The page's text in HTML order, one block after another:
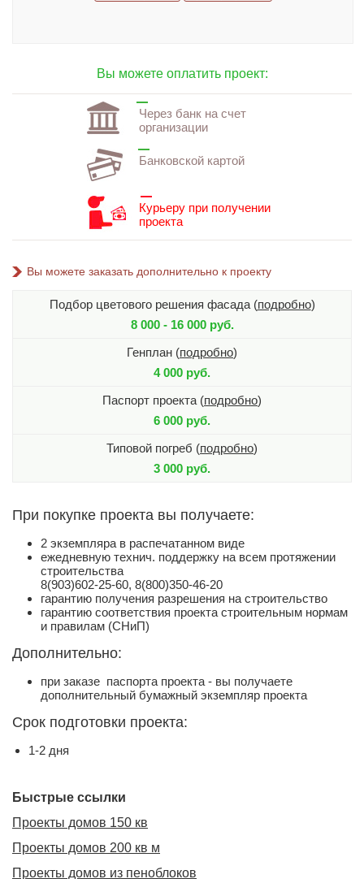
Вы можете оплатить проект:
Через банк на счет
организации
Банковской картой
Курьеру при получении
проекта
Вы можете заказать дополнительно к проекту
Подбор цветового решения фасада (подробно)
8 000 - 16 000 руб.
Генплан (подробно)
4 000 руб.
Паспорт проекта (подробно)
6 000 руб.
Типовой погреб (подробно)
3 000 руб.
При покупке проекта вы получаете:
2 экземпляра в распечатанном виде
ежедневную технич. поддержку на всем протяжении
строительства
8(903)602-25-60, 8(800)350-46-20
гарантию получения разрешения на строительство
гарантию соответствия проекта строительным нормам
и правилам (СНиП)
Дополнительно:
при заказе паспорта проекта - вы получаете
дополнительный бумажный экземпляр проекта
Срок подготовки проекта:
1-2 дня
Быстрые ссылки
Проекты домов 150 кв
Проекты домов 200 кв м
Проекты домов из пеноблоков